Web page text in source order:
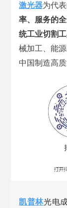
激光器为代
率、服务的
统工业切割
械加工、能
中国制造高质
凯普林光电